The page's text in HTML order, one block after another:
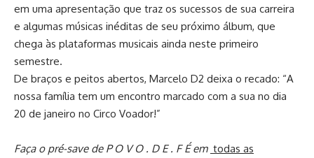
em uma apresentação que traz os sucessos de sua carreira
e algumas músicas inéditas de seu próximo álbum, que
chega às plataformas musicais ainda neste primeiro
semestre.
De braços e peitos abertos, Marcelo D2 deixa o recado: “A
nossa família tem um encontro marcado com a sua no dia
20 de janeiro no Circo Voador!”
Faça o pré-save de P O V O . D E . F É em todas as